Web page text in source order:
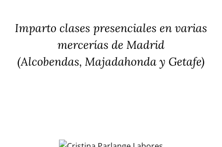
Imparto clases presenciales en varias
mercerías de Madrid
(Alcobendas, Majadahonda y Getafe)